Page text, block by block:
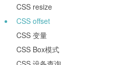
CSS resize
CSS offset
CSS 变量
CSS Box模式